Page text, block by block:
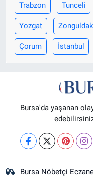
Trabzon Tunceli
Yozgat Zonguldak
Çorum İstanbul
Bursa'da yaşanan
Bursa Nöbetçi